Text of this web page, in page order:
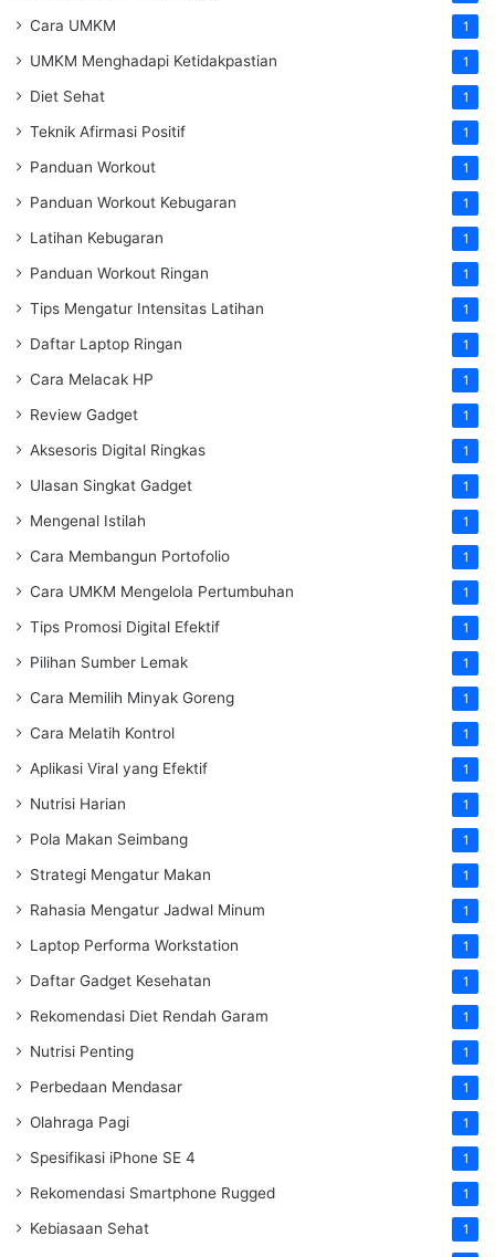
Cara UMKM 1
UMKM Menghadapi Ketidakpastian 1
Diet Sehat 1
Teknik Afirmasi Positif 1
Panduan Workout 1
Panduan Workout Kebugaran 1
Latihan Kebugaran 1
Panduan Workout Ringan 1
Tips Mengatur Intensitas Latihan 1
Daftar Laptop Ringan 1
Cara Melacak HP 1
Review Gadget 1
Aksesoris Digital Ringkas 1
Ulasan Singkat Gadget 1
Mengenal Istilah 1
Cara Membangun Portofolio 1
Cara UMKM Mengelola Pertumbuhan 1
Tips Promosi Digital Efektif 1
Pilihan Sumber Lemak 1
Cara Memilih Minyak Goreng 1
Cara Melatih Kontrol 1
Aplikasi Viral yang Efektif 1
Nutrisi Harian 1
Pola Makan Seimbang 1
Strategi Mengatur Makan 1
Rahasia Mengatur Jadwal Minum 1
Laptop Performa Workstation 1
Daftar Gadget Kesehatan 1
Rekomendasi Diet Rendah Garam 1
Nutrisi Penting 1
Perbedaan Mendasar 1
Olahraga Pagi 1
Spesifikasi iPhone SE 4 1
Rekomendasi Smartphone Rugged 1
Kebiasaan Sehat 1